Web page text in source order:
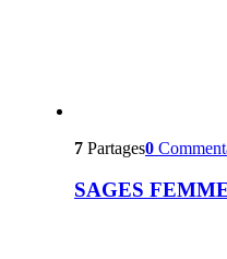
7 Partages0
SAGES